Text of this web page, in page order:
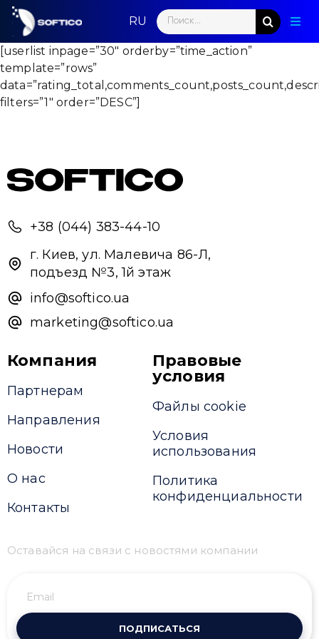
Skip
content
Search
for:
[userlist inpage=”30″ orderby=”time_action”
template=”rows”
filters=”1″ order=”DESC”]
+38 (044) 383-44-10
г. Киев, ул. Малевича 86-Л,
подъезд №3, 1й этаж
info@softico.ua
marketing@softico.ua
Компания
Партнерам
Направления
Новости
О нас
Контакты
Правовые
условия
Файлы cookie
Условия
использования
Политика
конфиденциальности
Оставайся на связи с новостями компании
ПОДПИСАТЬСЯ
Привіт 👋, чим тобі допомогти?
Ми зазвичай відповідаємо дуже швидко
Надіслати повідомлення